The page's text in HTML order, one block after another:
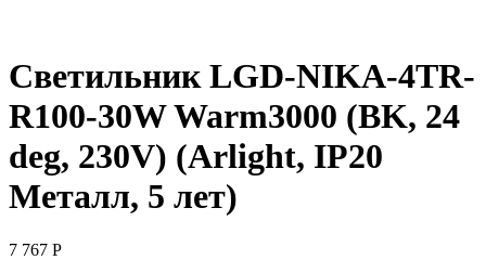
Светильник LGD-NIKA-4TR-
R100-30W Warm3000 (BK, 24
deg, 230V) (Arlight, IP20
Металл, 5 лет)
7 767 Р